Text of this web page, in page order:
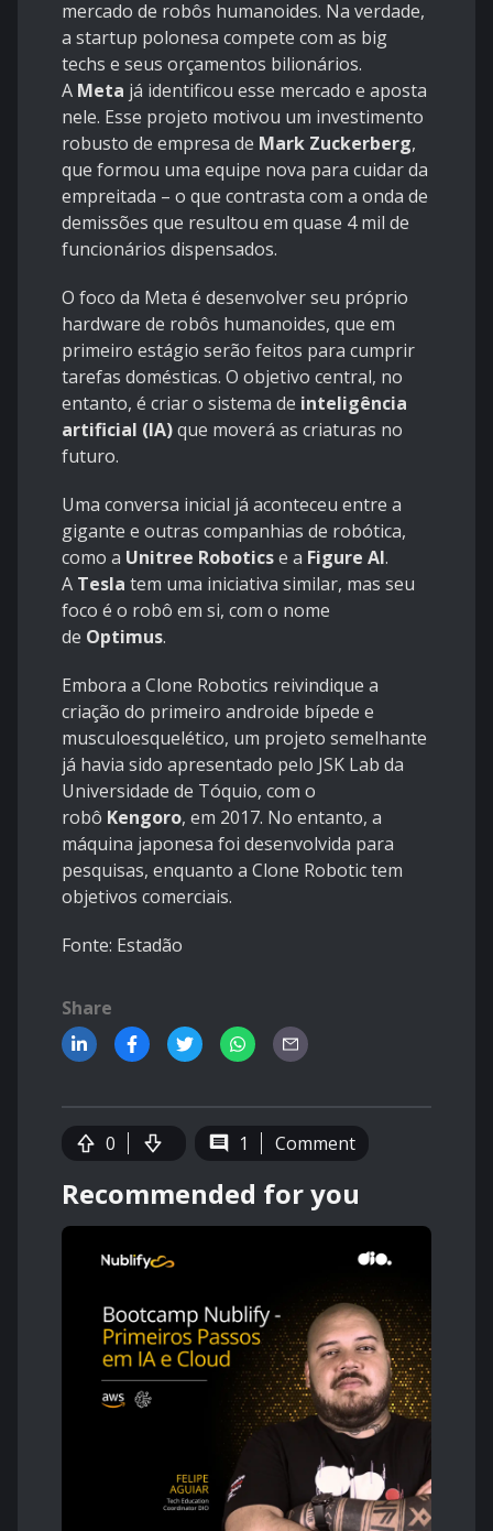
mercado de robôs humanoides. Na verdade,
a startup polonesa compete com as big
techs e seus orçamentos bilionários.
A Meta já identificou esse mercado e aposta
nele. Esse projeto motivou um investimento
robusto de empresa de Mark Zuckerberg,
que formou uma equipe nova para cuidar da
empreitada – o que contrasta com a onda de
demissões que resultou em quase 4 mil de
funcionários dispensados.
O foco da Meta é desenvolver seu próprio
hardware de robôs humanoides, que em
primeiro estágio serão feitos para cumprir
tarefas domésticas. O objetivo central, no
entanto, é criar o sistema de inteligência
artificial (IA)que moverá as criaturas no
futuro.
Uma conversa inicial já aconteceu entre a
gigante e outras companhias de robótica,
como a Unitree Roboticse a Figure AI.
A Tesla tem uma iniciativa similar, mas seu
foco é o robô em si, com o nome
de Optimus.
Embora a Clone Robotics reivindique a
criação do primeiro androide bípede e
musculoesquelético, um projeto semelhante
já havia sido apresentado pelo JSK Lab da
Universidade de Tóquio, com o
robô Kengoro, em 2017. No entanto, a
máquina japonesa foi desenvolvida para
pesquisas, enquanto a Clone Robotic tem
objetivos comerciais.
Fonte: Estadão
Share
0 1 Comment
Recommended for you